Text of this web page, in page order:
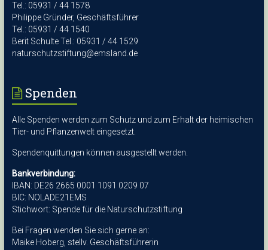
Tel.: 05931 / 44 1578
Philippe Gründer, Geschäftsführer
Tel.: 05931 / 44 1540
Berit Schulte Tel.: 05931 / 44 1529
naturschutzstiftung@emsland.de
Spenden
Alle Spenden werden zum Schutz und zum Erhalt der heimischen
Tier- und Pflanzenwelt eingesetzt.
Spendenquittungen können ausgestellt werden.
Bankverbindung:
IBAN: DE26 2665 0001 1091 0209 07
BIC: NOLADE21EMS
Stichwort: Spende für die Naturschutzstiftung
Bei Fragen wenden Sie sich gerne an:
Maike Hoberg, stellv. Geschäftsführerin